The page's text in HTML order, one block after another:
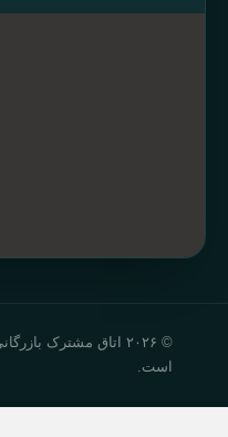
© ۲۰۲۶ اتاق مشترک
است.